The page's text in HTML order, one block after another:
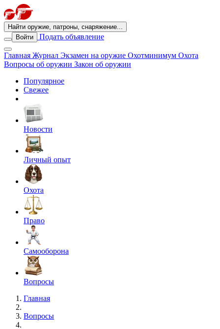
Найти оружие, патроны, снаряжение...
Войти
Подать объявление
Главная Журнал Экзамен на оружие Охотминимум Охота
Вопросы об оружии Закон об оружии
Популярное
Свежее
Новости
Личный опыт
Охота
Право
Самооборона
Вопросы
Главная
Вопросы